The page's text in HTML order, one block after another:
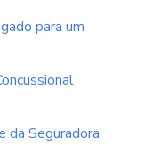
para um
da Seguradora